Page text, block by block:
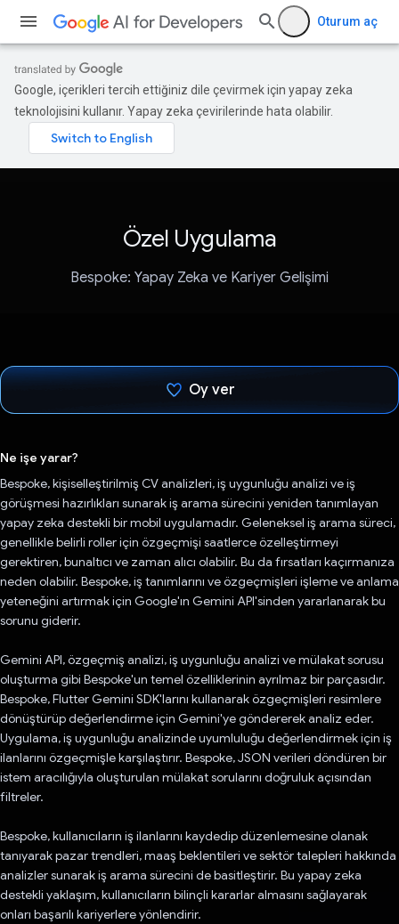
Oturum aç
Google, içerikleri tercih ettiğiniz dile çevirmek için yapay zeka
teknolojisini kullanır. Yapay zeka çevirilerinde hata olabilir.
Özel Uygulama
Bespoke: Yapay Zeka ve Kariyer Gelişimi
Oy ver
Ne işe yarar?
Bespoke, kişiselleştirilmiş CV analizleri, iş uygunluğu analizi ve iş
görüşmesi hazırlıkları sunarak iş arama sürecini yeniden tanımlayan
yapay zeka destekli bir mobil uygulamadır. Geleneksel iş arama süreci,
genellikle belirli roller için özgeçmişi saatlerce özelleştirmeyi
gerektiren, bunaltıcı ve zaman alıcı olabilir. Bu da fırsatları kaçırmanıza
neden olabilir. Bespoke, iş tanımlarını ve özgeçmişleri işleme ve anlama
yeteneğini artırmak için Google'ın Gemini API'sinden yararlanarak bu
sorunu giderir.
Gemini API, özgeçmiş analizi, iş uygunluğu analizi ve mülakat sorusu
oluşturma gibi Bespoke'un temel özelliklerinin ayrılmaz bir parçasıdır.
Bespoke, Flutter Gemini SDK'larını kullanarak özgeçmişleri resimlere
dönüştürüp değerlendirme için Gemini'ye göndererek analiz eder.
Uygulama, iş uygunluğu analizinde uyumluluğu değerlendirmek için iş
ilanlarını özgeçmişle karşılaştırır. Bespoke, JSON verileri döndüren bir
istem aracılığıyla oluşturulan mülakat sorularını doğruluk açısından
filtreler.
Bespoke, kullanıcıların iş ilanlarını kaydedip düzenlemesine olanak
tanıyarak pazar trendleri, maaş beklentileri ve sektör talepleri hakkında
analizler sunarak iş arama sürecini de basitleştirir. Bu yapay zeka
destekli yaklaşım, kullanıcıların bilinçli kararlar almasını sağlayarak
onları başarılı kariyerlere yönlendirir.